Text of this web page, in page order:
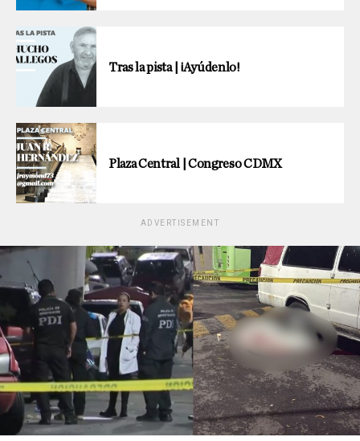
Tras la pista | ¡Ayúdenlo!
Plaza Central | Congreso CDMX
ADVERTISEMENT